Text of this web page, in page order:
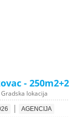
-
lokacija
| AGENCIJA